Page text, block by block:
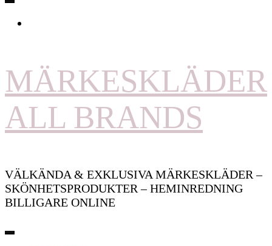
MÄRKESKLÄDER
ALL BRANDS
VÄLKÄNDA & EXKLUSIVA MÄRKESKLÄDER –
SKÖNHETSPRODUKTER – HEMINREDNING
BILLIGARE ONLINE